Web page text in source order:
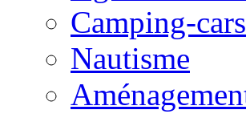
Camping-
Nautisme